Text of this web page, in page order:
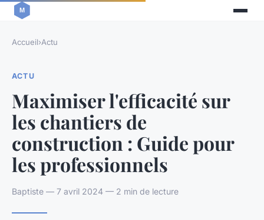
Accueil›Actu
ACTU
Maximiser l'efficacité sur
les chantiers de
construction : Guide pour
les professionnels
Baptiste — 7 avril 2024 — 2 min de lecture